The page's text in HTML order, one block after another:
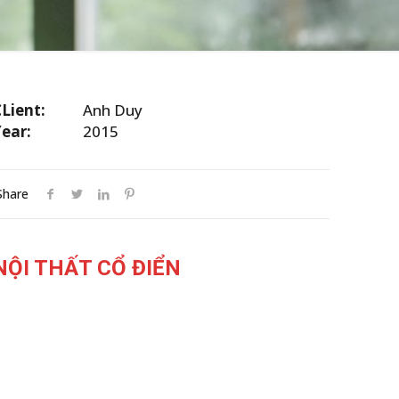
Anh Duy
2015
THẤT CỔ ĐIỂN